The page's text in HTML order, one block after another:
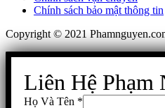
Chính sách bảo mật thông tin
Copyright © 2021
Liên Hệ Phạm
Họ Và Tên *